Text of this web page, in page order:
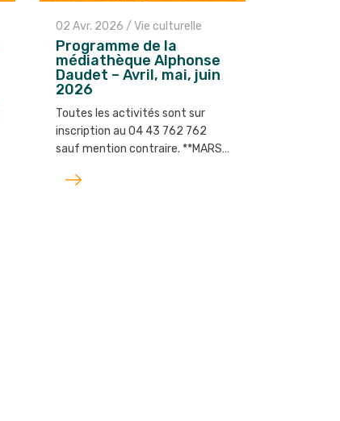
02 Avr. 2026 / Vie culturelle
Programme de la
médiathèque Alphonse
Daudet – Avril, mai, juin
2026
Toutes les activités sont sur
inscription au 04 43 762 762
sauf mention contraire. **MARS…
Lire